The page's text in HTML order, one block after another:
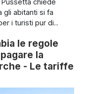
gli abitanti si fa
i turisti pur di...
le regole
la
- Le tariffe